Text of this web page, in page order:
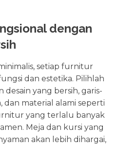
dengan
setiap furnitur
dan estetika. Pilihlah
yang bersih, garis-
dan material alami seperti
yang terlalu banyak
Meja dan kursi yang
akan lebih dihargai,